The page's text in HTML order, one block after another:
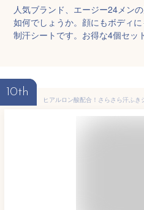
人気ブランド、エージー24メン
如何でしょうか。顔にもボディ
制汗シートです。お得な4個セッ
10th